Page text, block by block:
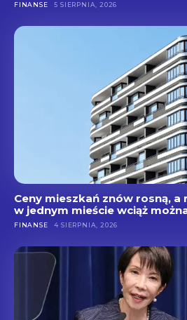
FINANSE 5 SIERPNIA, 2026
Ceny mieszkań znów rosną, a
w jednym mieście wciąż
FINANSE 4 SIERPNIA, 2026